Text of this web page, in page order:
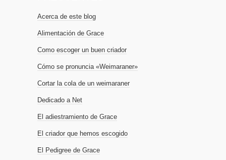
Acerca de este blog
Alimentación de Grace
Como escoger un buen criador
Cómo se pronuncia «Weimaraner»
Cortar la cola de un weimaraner
Dedicado a Net
El adiestramiento de Grace
El criador que hemos escogido
El Pedigree de Grace